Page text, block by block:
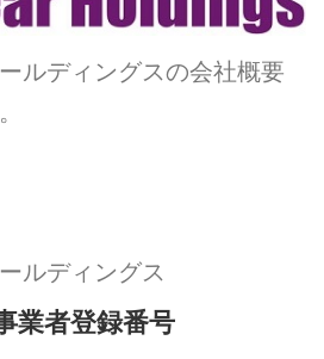
ルディングスの会社概要
ルディングス
業者登録番号